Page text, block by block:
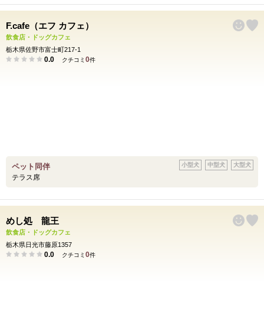
F.cafe（エフ カフェ）
飲食店・ドッグカフェ
栃木県佐野市富士町217-1
0.0 クチコミ 0件
ペット同伴
テラス席
小型犬 中型犬 大型犬
めし処 龍王
飲食店・ドッグカフェ
栃木県日光市藤原1357
0.0 クチコミ 0件